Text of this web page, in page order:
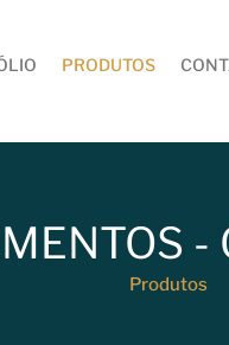
PRODUTOS
-
Produtos